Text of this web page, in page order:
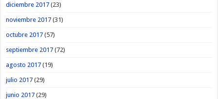
diciembre 2017 (23)
noviembre 2017 (31)
octubre 2017 (57)
septiembre 2017 (72)
agosto 2017 (19)
julio 2017 (29)
junio 2017 (29)